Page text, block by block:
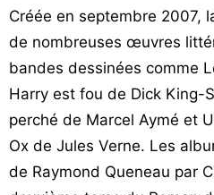
Créée en septembre 2007,
de nombreuses œuvres
bandes dessinées comme
Harry est fou de Dick King-
perché de Marcel Aymé et
Ox de Jules Verne. Les
de Raymond Queneau par